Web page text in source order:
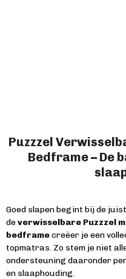
Puzzzel
Bedframe – De
Goed slapen begint bij de
deverwisselbare Puzzzel
bedframecreëer je een
topmatras. Zo stem je niet
ondersteuning daaronder
en slaaphouding.